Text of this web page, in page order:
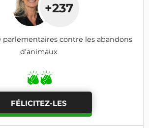
+237
parlementaires contre les abandons
d'animaux
FÉLICITEZ-LES